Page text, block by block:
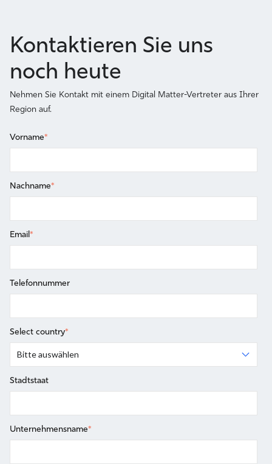
Kontaktieren Sie uns
noch heute
Nehmen Sie Kontakt mit einem Digital Matter-Vertreter aus Ihrer
Region auf.
Vorname*
Nachname*
Email*
Telefonnummer
Select country*
Stadtstaat
Unternehmensname*